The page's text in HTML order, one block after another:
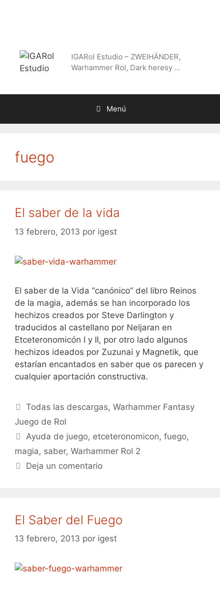
IGARol Estudio – ZWEIHÄNDER,
Warhammer Rol, Dark heresy …
Menú
fuego
El saber de la vida
13 febrero, 2013 por igest
El saber de la Vida “canónico” del libro Reinos
de la magia, además se han incorporado los
hechizos creados por Steve Darlington y
traducidos al castellano por Neljaran en
Etceteronomicón I y II, por otro lado algunos
hechizos ideados por Zuzunai y Magnetik, que
estarían encantados en saber que os parecen y
cualquier aportación constructiva.
Categorías
Todas las descargas,Warhammer Fantasy
Juego de Rol
Etiquetas
Ayuda de juego, etceteronomicon,fuego,
magia, saber, Warhammer Rol 2
Deja un comentario
El Saber del Fuego
13 febrero, 2013 por igest